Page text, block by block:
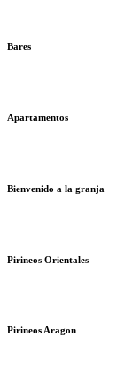
Bares
Apartamentos
Bienvenido a la granja
Pirineos Orientales
Pirineos Aragon